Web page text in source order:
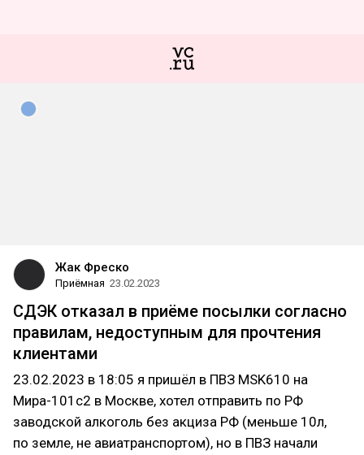
Жак Фреско
Приёмная 23.02.2023
СДЭК отказал в приёме посылки согласно
правилам, недоступным для прочтения
клиентами
23.02.2023 в 18:05 я пришёл в ПВЗ MSK610 на
Мира-101с2 в Москве, хотел отправить по РФ
заводской алкоголь без акциза РФ (меньше 10л,
по земле, не авиатранспортом), но в ПВЗ начали